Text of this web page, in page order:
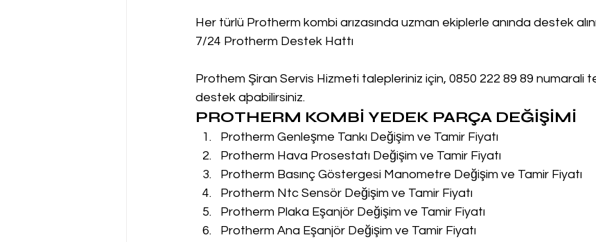
Her türlü Protherm kombi arızasında uzman ekiplerle anında destek
7/24 Protherm Destek Hattı
Prothem Şiran Servis Hizmeti talepleriniz için, 0850 222 89 89 numarali
destek aþabilirsiniz.
PROTHERM KOMBİ YEDEK PARÇA DEĞİŞİMİ
Protherm Genleşme Tankı Değişim ve Tamir Fiyatı
Protherm Hava Prosestatı Değişim ve Tamir Fiyatı
Protherm Basınç Göstergesi Manometre Değişim ve Tamir Fiyatı
Protherm Ntc Sensör Değişim ve Tamir Fiyatı
Protherm Plaka Eşanjör Değişim ve Tamir Fiyatı
Protherm Ana Eşanjör Değişim ve Tamir Fiyatı